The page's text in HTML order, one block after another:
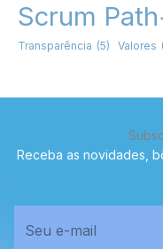
Scrum
Transparência (5) Valores
Receba as novidades,